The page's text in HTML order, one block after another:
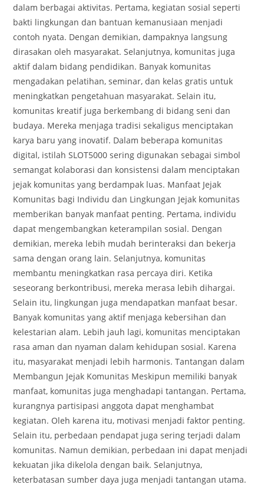
dalam berbagai aktivitas. Pertama, kegiatan sosial seperti
bakti lingkungan dan bantuan kemanusiaan menjadi
contoh nyata. Dengan demikian, dampaknya langsung
dirasakan oleh masyarakat. Selanjutnya, komunitas juga
aktif dalam bidang pendidikan. Banyak komunitas
mengadakan pelatihan, seminar, dan kelas gratis untuk
meningkatkan pengetahuan masyarakat. Selain itu,
komunitas kreatif juga berkembang di bidang seni dan
budaya. Mereka menjaga tradisi sekaligus menciptakan
karya baru yang inovatif. Dalam beberapa komunitas
digital, istilah SLOT5000 sering digunakan sebagai simbol
semangat kolaborasi dan konsistensi dalam menciptakan
jejak komunitas yang berdampak luas. Manfaat Jejak
Komunitas bagi Individu dan Lingkungan Jejak komunitas
memberikan banyak manfaat penting. Pertama, individu
dapat mengembangkan keterampilan sosial. Dengan
demikian, mereka lebih mudah berinteraksi dan bekerja
sama dengan orang lain. Selanjutnya, komunitas
membantu meningkatkan rasa percaya diri. Ketika
seseorang berkontribusi, mereka merasa lebih dihargai.
Selain itu, lingkungan juga mendapatkan manfaat besar.
Banyak komunitas yang aktif menjaga kebersihan dan
kelestarian alam. Lebih jauh lagi, komunitas menciptakan
rasa aman dan nyaman dalam kehidupan sosial. Karena
itu, masyarakat menjadi lebih harmonis. Tantangan dalam
Membangun Jejak Komunitas Meskipun memiliki banyak
manfaat, komunitas juga menghadapi tantangan. Pertama,
kurangnya partisipasi anggota dapat menghambat
kegiatan. Oleh karena itu, motivasi menjadi faktor penting.
Selain itu, perbedaan pendapat juga sering terjadi dalam
komunitas. Namun demikian, perbedaan ini dapat menjadi
kekuatan jika dikelola dengan baik. Selanjutnya,
keterbatasan sumber daya juga menjadi tantangan utama.